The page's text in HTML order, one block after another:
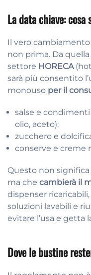
La data chiave:
Il vero
non prima. Da
settore HORECA
sarà più consentito
monouso per il
salse e
olio, aceto);
zucchero e
conserve e creme
Questo non
ma che cambierà il
dispenser
soluzioni lavabili e
evitare l’usa e getta
Dove le bustine